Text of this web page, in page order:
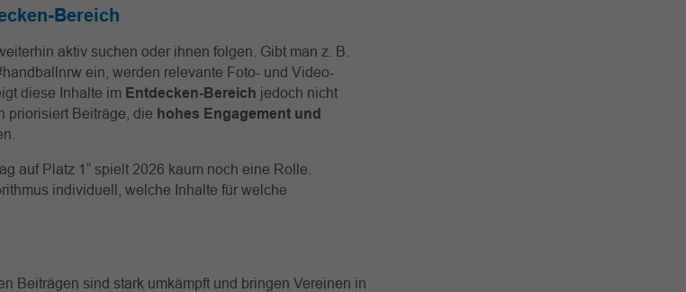
Bereich
aktiv suchen oder ihnen folgen. Gibt man z. B.
ein, werden relevante Foto- und Video-
diese Inhalte im Entdecken-Bereich jedoch nicht
priorisiert Beiträge, die hohes Engagement und
auf Platz 1“ spielt 2026 kaum noch eine Rolle.
individuell, welche Inhalte für welche
Beiträgen sind stark umkämpft und bringen Vereinen in